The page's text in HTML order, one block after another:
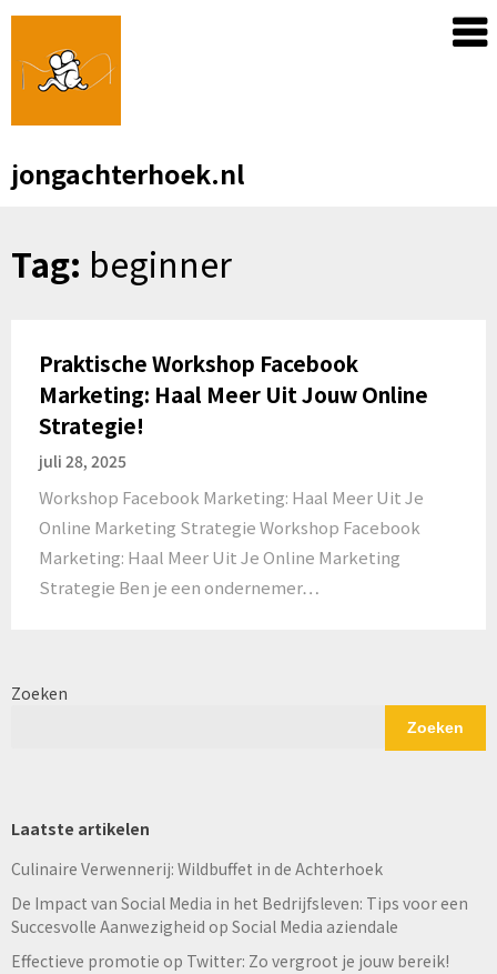
Skip
content
jongachterhoek.nl
Tag: beginner
Praktische Workshop Facebook
Marketing: Haal Meer Uit Jouw Online
Strategie!
juli 28, 2025
Workshop Facebook Marketing: Haal Meer Uit Je
Online Marketing Strategie Workshop Facebook
Marketing: Haal Meer Uit Je Online Marketing
Strategie Ben je een ondernemer…
Zoeken
Zoeken
Laatste artikelen
Culinaire Verwennerij: Wildbuffet in de Achterhoek
De Impact van Social Media in het Bedrijfsleven: Tips voor een
Succesvolle Aanwezigheid op Social Media aziendale
Effectieve promotie op Twitter: Zo vergroot je jouw bereik!